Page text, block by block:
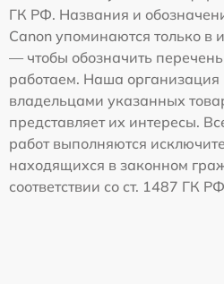
ГК РФ. Названия и
Canon упоминаются только
— чтобы обозначить
работаем. Наша
владельцами указанных
представляет их интересы.
работ выполняются
находящихся в законном
соответствии со ст. 1487 ГК